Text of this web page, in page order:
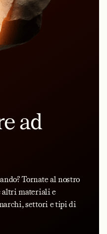
ad
Tornate al nostro
altri materiali e
settori e tipi di